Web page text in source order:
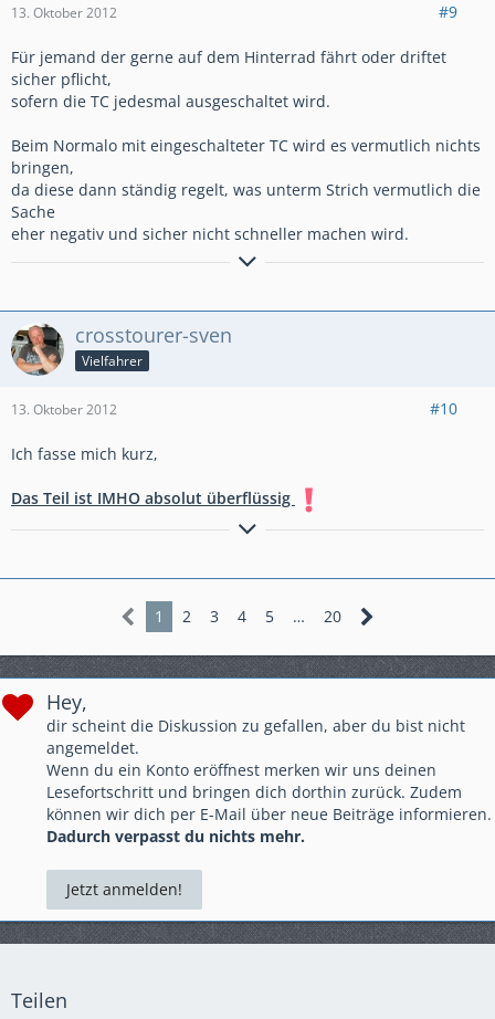
13. Oktober 2012 #9
Für jemand der gerne auf dem Hinterrad fährt oder driftet
sicher pflicht,
sofern die TC jedesmal ausgeschaltet wird.
Beim Normalo mit eingeschalteter TC wird es vermutlich nichts
bringen,
da diese dann ständig regelt, was unterm Strich vermutlich die
Sache
eher negativ und sicher nicht schneller machen wird.
Gruß Ingo
Gut. .Böse
crosstourer-sven
Vielfahrer
13. Oktober 2012 #10
Ich fasse mich kurz,
Das Teil ist IMHO absolut überflüssig
Gruss Sven aus B.
1 2 3 4 5 … 20
Hey,
dir scheint die Diskussion zu gefallen, aber du bist nicht
angemeldet.
Wenn du ein Konto eröffnest merken wir uns deinen
Lesefortschritt und bringen dich dorthin zurück. Zudem
können wir dich per E-Mail über neue Beiträge informieren.
Dadurch verpasst du nichts mehr.
Jetzt anmelden!
Teilen